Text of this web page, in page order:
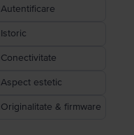
Autentificare
Istoric
Conectivitate
Aspect estetic
Originalitate & firmware